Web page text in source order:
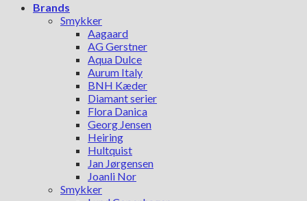
Brands
Smykker
Aagaard
AG Gerstner
Aqua Dulce
Aurum Italy
BNH Kæder
Diamant serier
Flora Danica
Georg Jensen
Heiring
Hultquist
Jan Jørgensen
Joanli Nor
Smykker